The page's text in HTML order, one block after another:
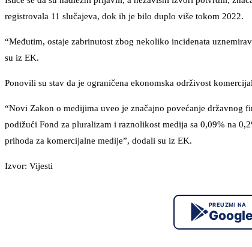
registrovala 11 slučajeva, dok ih je bilo duplo više tokom 2022.
“Međutim, ostaje zabrinutost zbog nekoliko incidenata
su iz EK.
Ponovili su stav da je ograničena ekonomska održivost
“Novi Zakon o medijima uveo je značajno povećanje državnog
podižući Fond za pluralizam i raznolikost medija sa 0,09% na
prihoda za komercijalne medije”, dodali su iz EK.
Izvor: Vijesti
PREUZMI NA